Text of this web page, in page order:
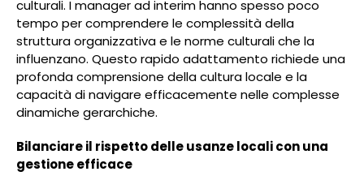
culturali. I manager ad interim hanno spesso poco
tempo per comprendere le complessità della
struttura organizzativa e le norme culturali che la
influenzano. Questo rapido adattamento richiede una
profonda comprensione della cultura locale e la
capacità di navigare efficacemente nelle complesse
dinamiche gerarchiche.
Bilanciare il rispetto delle usanze locali con una
gestione efficace